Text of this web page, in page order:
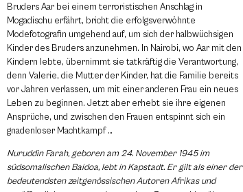
Bruders Aar bei einem terroristischen Anschlag in
Mogadischu erfährt, bricht die erfolgsverwöhnte
Modefotografin umgehend auf, um sich der halbwüchsigen
Kinder des Bruders anzunehmen. In Nairobi, wo Aar mit den
Kindern lebte, übernimmt sie tatkräftig die Verantwortung,
denn Valerie, die Mutter der Kinder, hat die Familie bereits
vor Jahren verlassen, um mit einer anderen Frau ein neues
Leben zu beginnen. Jetzt aber erhebt sie ihre eigenen
Ansprüche, und zwischen den Frauen entspinnt sich ein
gnadenloser Machtkampf …
Nuruddin Farah, geboren am 24. November 1945 im
südsomalischen Baidoa, lebt in Kapstadt. Er gilt als einer der
bedeutendsten zeitgenössischen Autoren Afrikas und